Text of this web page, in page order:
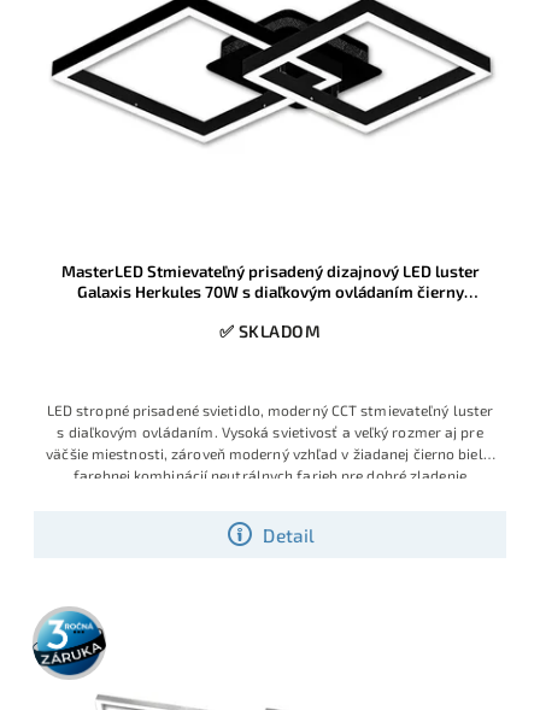
MasterLED Stmievateľný prisadený dizajnový LED luster
Galaxis Herkules 70W s diaľkovým ovládaním čierny
✅ SKLADOM
Detail
LED stropné prisadené svietidlo, moderný CCT stmievateľný luster
s diaľkovým ovládaním. Vysoká svietivosť a veľký rozmer aj pre
väčšie miestnosti, zároveň moderný vzhľad v žiadanej čierno bielej
farebnej kombinácií neutrálnych farieb pre dobré zladenie
3 roky
záruka